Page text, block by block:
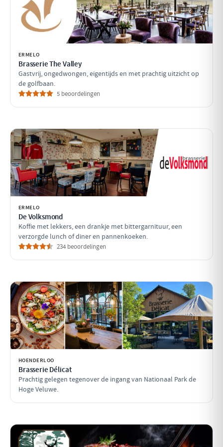
ERMELO
Brasserie The Valley
Gastvrij, ongedwongen, eigentijds en met prachtig uitzicht op
de golfbaan.
5 beoordelingen
ERMELO
De Volksmond
Koffie met lekkers, een drankje met bittergarnituur, een
verzorgde lunch of diner en pannenkoeken.
234 beoordelingen
HOENDERLOO
Brasserie Délicat
Prachtig gelegen tegenover de ingang van Nationaal Park de
Hoge Veluwe.